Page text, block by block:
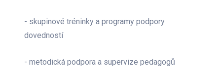
- skupinové tréninky a programy podpory
dovedností
- metodická podpora a supervize pedagogů